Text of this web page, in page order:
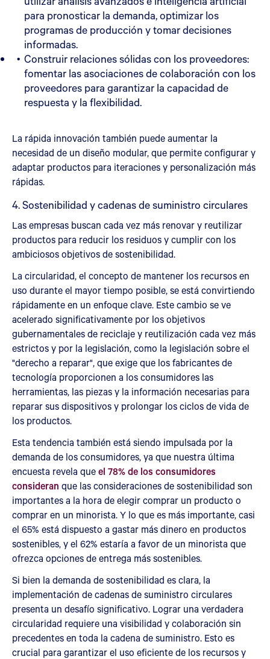
para pronosticar la demanda, optimizar los
programas de producción y tomar decisiones
informadas.
Construir relaciones sólidas con los proveedores:
fomentar las asociaciones de colaboración con los
proveedores para garantizar la capacidad de
respuesta y la flexibilidad.
La rápida innovación también puede aumentar la
necesidad de un diseño modular, que permite configurar y
adaptar productos para iteraciones y personalización más
rápidas.
4. Sostenibilidad y cadenas de suministro circulares
Las empresas buscan cada vez más renovar y reutilizar
productos para reducir los residuos y cumplir con los
ambiciosos objetivos de sostenibilidad.
La circularidad, el concepto de mantener los recursos en
uso durante el mayor tiempo posible, se está convirtiendo
rápidamente en un enfoque clave. Este cambio se ve
acelerado significativamente por los objetivos
gubernamentales de reciclaje y reutilización cada vez más
estrictos y por la legislación, como la legislación sobre el
"derecho a reparar", que exige que los fabricantes de
tecnología proporcionen a los consumidores las
herramientas, las piezas y la información necesarias para
reparar sus dispositivos y prolongar los ciclos de vida de
los productos.
Esta tendencia también está siendo impulsada por la
demanda de los consumidores, ya que nuestra última
encuesta revela queel 78% de los consumidores
consideran que las consideraciones de sostenibilidad son
importantes a la hora de elegir comprar un producto o
comprar en un minorista. Y lo que es más importante, casi
el 65% está dispuesto a gastar más dinero en productos
sostenibles, y el 62% estaría a favor de un minorista que
ofrezca opciones de entrega más sostenibles.
Si bien la demanda de sostenibilidad es clara, la
implementación de cadenas de suministro circulares
presenta un desafío significativo. Lograr una verdadera
circularidad requiere una visibilidad y colaboración sin
precedentes en toda la cadena de suministro. Esto es
crucial para garantizar el uso eficiente de los recursos y